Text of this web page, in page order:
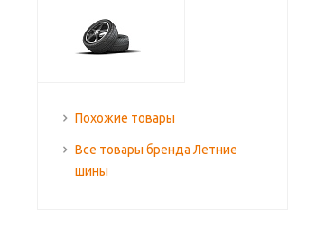
Похожие товары
Все товары бренда Летние
шины